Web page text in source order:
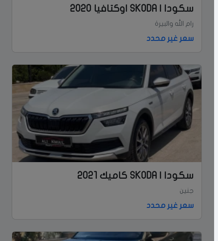
سكودا | SKODA اوكتافيا 2020
رام الله والبيرة
سعر غير محدد
سكودا | SKODA كاميك 2021
جنين
سعر غير محدد